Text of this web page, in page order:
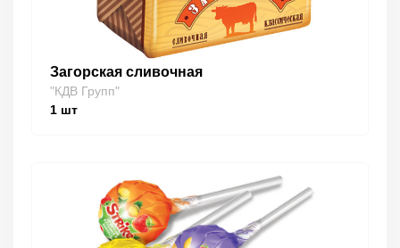
Загорская сливочная
"КДВ Групп"
1 шт